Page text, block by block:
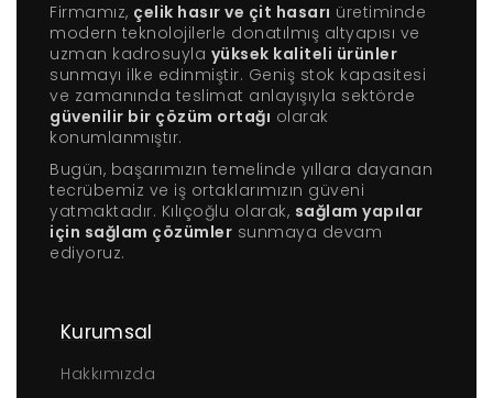
Firmamız, çelik hasır ve çit hasarı üretiminde
modern teknolojilerle donatılmış altyapısı ve
uzman kadrosuyla yüksek kaliteli ürünler
sunmayı ilke edinmiştir. Geniş stok kapasitesi
ve zamanında teslimat anlayışıyla sektörde
güvenilir bir çözüm ortağı olarak
konumlanmıştır.
Bugün, başarımızın temelinde yıllara dayanan
tecrübemiz ve iş ortaklarımızın güveni
yatmaktadır. Kılıçoğlu olarak, sağlam yapılar
için sağlam çözümler sunmaya devam
ediyoruz.
Kurumsal
Hakkımızda